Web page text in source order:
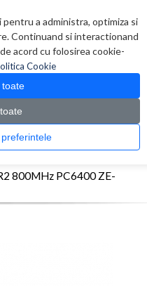
a administra, optimiza si
Continuand si interactionand
acord cu folosirea cookie-
Cookie
toate
Administreaza preferintele
0 produs(e)
> Memorie RAM Zeppelin 2GB DDR2
800MHz PC6400 ZE-